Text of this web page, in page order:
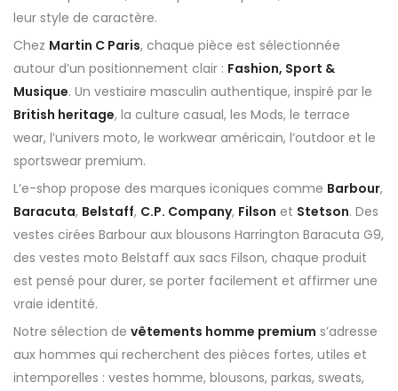
leur style de caractère.
Chez Martin C Paris, chaque pièce est sélectionnée
autour d’un positionnement clair : Fashion, Sport &
Musique. Un vestiaire masculin authentique, inspiré par le
British heritage, la culture casual, les Mods, le terrace
wear, l’univers moto, le workwear américain, l’outdoor et le
sportswear premium.
L’e-shop propose des marques iconiques comme Barbour,
Baracuta, Belstaff, C.P. Company, Filson et Stetson. Des
vestes cirées Barbour aux blousons Harrington Baracuta G9,
des vestes moto Belstaff aux sacs Filson, chaque produit
est pensé pour durer, se porter facilement et affirmer une
vraie identité.
Notre sélection de vêtements homme premium s’adresse
aux hommes qui recherchent des pièces fortes, utiles et
intemporelles : vestes homme, blousons, parkas, sweats,